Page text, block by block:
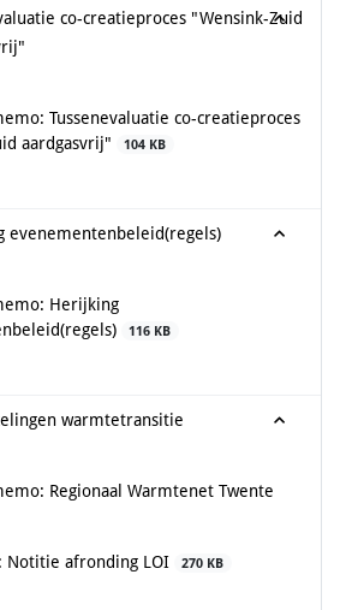
co-creatieproces "Wensink-Zuid
Tussenevaluatie co-creatieproces
aardgasvrij"
104 KB
evenementenbeleid(regels)
Herijking
116 KB
warmtetransitie
Regionaal Warmtenet Twente
Notitie afronding LOI 270 KB